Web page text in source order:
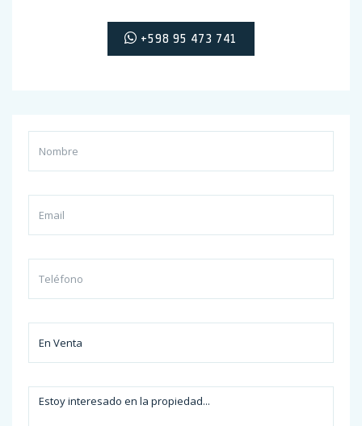
+598 95 473 741